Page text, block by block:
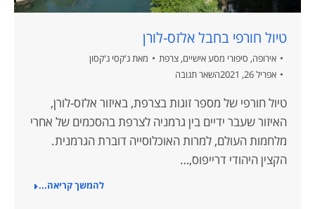
טיול חורפי בחבל אלזס-לורן
אירופה, סיפורי מסע אישיים, צרפת מאתג'קסי ג'קסון
אפריל 26, 2021
השאר תגובה
טיול חורפי של מספר זוגות בצרפת, באיזור אלזס-לורן,
האיזור שעבר ידיים בין גרמניה לצרפת בהסכמים של אחרי
מלחמות העולם, למרות האוכלוסייה דוברת הגרמנית.
הקצין היהודי דרייפוס,…
להמשך קריאה...